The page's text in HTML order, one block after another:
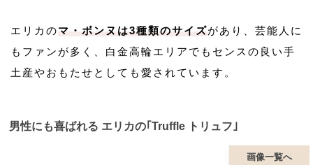
エリカのマ・ボンヌは3種類のサイズがあり、芸能人に
もファンが多く、白金高輪エリアでもセンスの良い手
土産やおもたせとしても愛されています。
男性にも喜ばれる エリカの｢Truffle トリュフ｣
画像一覧へ